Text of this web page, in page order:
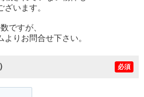
ざいます。
ですが、
りお問合せ下さい。
必須